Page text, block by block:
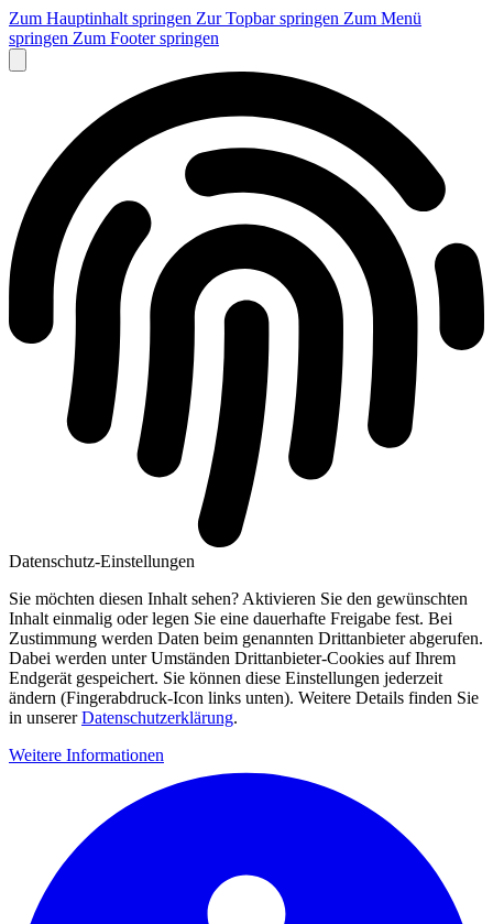
Zum Hauptinhalt springen Zur Topbar springen Zum Menü
springen Zum Footer springen
Datenschutz-Einstellungen
Sie möchten diesen Inhalt sehen? Aktivieren Sie den gewünschten
Inhalt einmalig oder legen Sie eine dauerhafte Freigabe fest. Bei
Zustimmung werden Daten beim genannten Drittanbieter abgerufen.
Dabei werden unter Umständen Drittanbieter-Cookies auf Ihrem
Endgerät gespeichert. Sie können diese Einstellungen jederzeit
ändern (Fingerabdruck-Icon links unten). Weitere Details finden Sie
in unsererDatenschutzerklärung.
Weitere Informationen